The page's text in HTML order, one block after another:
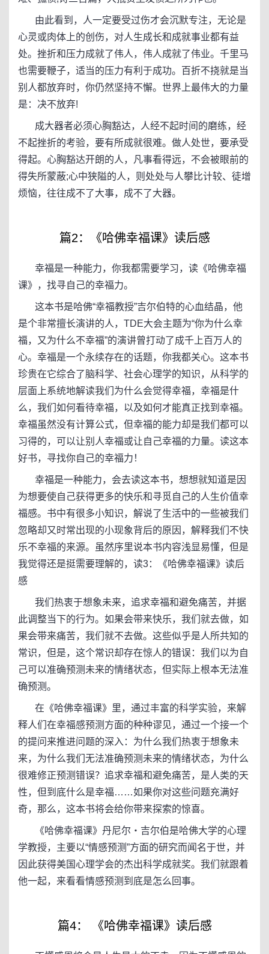
由此看到，人一定要受过伤才会沉默专注，无论是
心灵或肉体上的创伤，对人生成长和成就事业都有益
处。挫折和压力成就了伟人，伟人成就了伟业。千里马
也需要鞭子，适当的压力有利于成功。百折不挠就是当
别人都放弃时，你仍然坚持不懈。世界上最伟大的力量
是：决不放弃!
成大器者必须心胸豁达，人经不起时间的磨练，经
不起挫折的考验，要有所成就很难。做人处世，要承受
得起。心胸豁达开朗的人，凡事看得远，不会被眼前的
得失所蒙蔽;心中狭隘的人，则处处与人攀比计较、徒增
烦恼，往往成不了大事，成不了大器。
篇2：《哈佛幸福课》读后感
幸福是一种能力，你我都需要学习，读《哈佛幸福
课》，找寻自己的幸福力。
这本书是哈佛“幸福教授”吉尔伯特的心血结晶，他
是个非常擅长演讲的人，TDE大会主题为“你为什么幸
福，又为什么不幸福”的演讲曾打动了成千上百万人的
心。幸福是一个永续存在的话题，你我都关心。这本书
珍贵在它综合了脑科学、社会心理学的知识，从科学的
层面上系统地解读我们为什么会觉得幸福，幸福是什
么，我们如何看待幸福，以及如何才能真正找到幸福。
幸福虽然没有计算公式，但幸福的能力却是我们都可以
习得的，可以让别人幸福或让自己幸福的力量。读这本
好书，寻找你自己的幸福力！
幸福是一种能力，会去读这本书，想想就知道是因
为想要使自己获得更多的快乐和寻觅自己的人生价值幸
福感。书中有很多小知识，解说了生活中的一些被我们
忽略却又时常出现的小现象背后的原因，解释我们不快
乐不幸福的来源。虽然序里说本书内容浅显易懂，但是
我觉得还是挺需要理解的，读3：《哈佛幸福课》读后
感
我们热衷于想象未来，追求幸福和避免痛苦，并据
此调整当下的行为。如果会带来快乐，我们就去做，如
果会带来痛苦，我们就不去做。这些似乎是人所共知的
常识，但是，这个常识却存在惊人的错误：我们以为自
己可以准确预测未来的情绪状态，但实际上根本无法准
确预测。
在《哈佛幸福课》里，通过丰富的科学实验，来解
释人们在幸福感预测方面的种种谬见，通过一个接一个
的提问来推进问题的深入：为什么我们热衷于想象未
来，为什么我们无法准确预测未来的情绪状态，为什么
很难修正预测错误？追求幸福和避免痛苦，是人类的天
性，但到底什么是幸福……如果你对这些问题充满好
奇，那么，这本书将会给你带来探索的惊喜。
《哈佛幸福课》丹尼尔・吉尔伯是哈佛大学的心理
学教授，主要以“情感预测”方面的研究而闻名于世，并
因此获得美国心理学会的杰出科学成就奖。我们就跟着
他一起，来看看情感预测到底是怎么回事。
篇4： 《哈佛幸福课》读后感